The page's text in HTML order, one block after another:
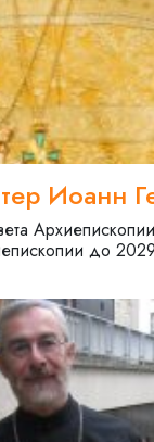
Иоанн
до